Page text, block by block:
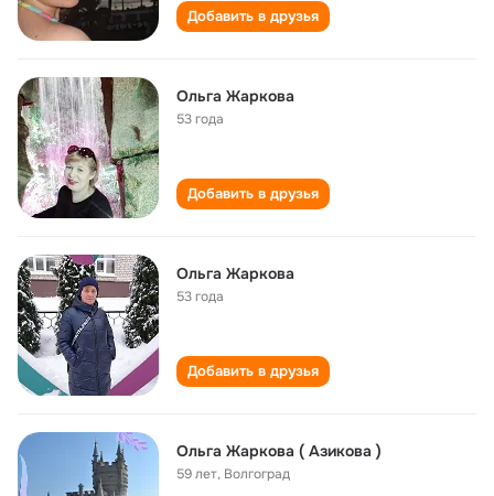
Добавить в друзья
Ольга Жаркова
53 года
Добавить в друзья
Ольга Жаркова
53 года
Добавить в друзья
Ольга Жаркова ( Азикова )
59 лет, Волгоград